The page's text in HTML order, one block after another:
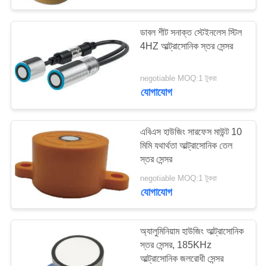
পাইজো রিং
27
পাইজোইলেক্ট্রিক ডিস্ক
21
ডাবল শীট সনাক্ত স্টেইনলেস স্টিল
4HZ আল্ট্রাসোনিক স্তর সেন্সর
negotiable MOQ:1 টুকরা
যোগাযোগ
এবিএস হাউজিং সারফেস মাউন্ট 10
মিমি যথার্থতা আল্ট্রাসোনিক তেল
স্তর সেন্সর
negotiable MOQ:1 টুকরা
যোগাযোগ
অ্যালুমিনিয়াম হাউজিং আল্ট্রাসোনিক
স্তর সেন্সর, 185KHz
আল্ট্রাসোনিক জলরোধী সেন্সর